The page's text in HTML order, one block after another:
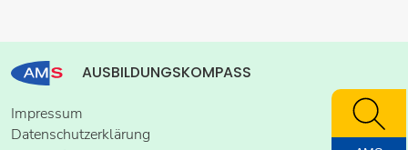
AUSBILDUNGSKOMPASS
Impressum
Datenschutzerklärung